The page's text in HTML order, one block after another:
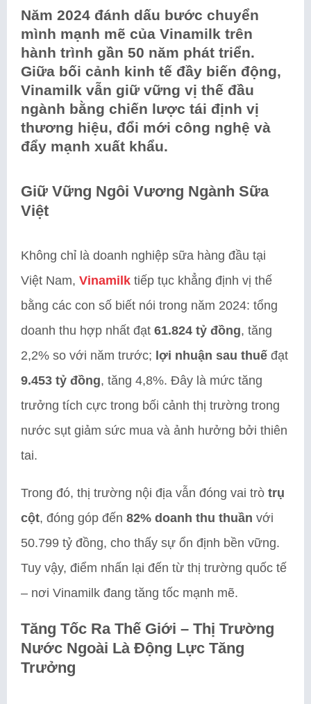
Năm 2024 đánh dấu bước chuyển
mình mạnh mẽ của Vinamilk trên
hành trình gần 50 năm phát triển.
Giữa bối cảnh kinh tế đầy biến động,
Vinamilk vẫn giữ vững vị thế đầu
ngành bằng chiến lược tái định vị
thương hiệu, đổi mới công nghệ và
đẩy mạnh xuất khẩu.
Giữ Vững Ngôi Vương Ngành Sữa
Việt
Không chỉ là doanh nghiệp sữa hàng đầu tại
Việt Nam, Vinamilk tiếp tục khẳng định vị thế
bằng các con số biết nói trong năm 2024: tổng
doanh thu hợp nhất đạt 61.824 tỷ đồng, tăng
2,2% so với năm trước; lợi nhuận sau thuế đạt
9.453 tỷ đồng, tăng 4,8%. Đây là mức tăng
trưởng tích cực trong bối cảnh thị trường trong
nước sụt giảm sức mua và ảnh hưởng bởi thiên
tai.
Trong đó, thị trường nội địa vẫn đóng vai trò trụ
cột, đóng góp đến 82% doanh thu thuần với
50.799 tỷ đồng, cho thấy sự ổn định bền vững.
Tuy vậy, điểm nhấn lại đến từ thị trường quốc tế
– nơi Vinamilk đang tăng tốc mạnh mẽ.
Tăng Tốc Ra Thế Giới – Thị Trường
Nước Ngoài Là Động Lực Tăng
Trưởng